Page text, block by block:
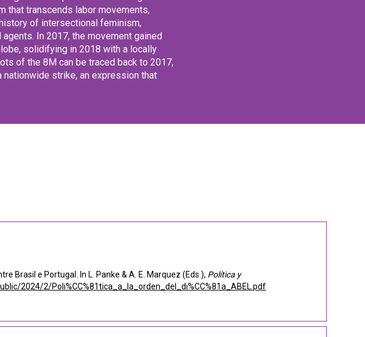
that transcends labor movements,
of intersectional feminism,
In 2017, the movement gained
solidifying in 2018 with a locally
of the 8M can be traced back to 2017,
nationwide strike, an expression that
Brasil e Portugal. In L. Panke & A. E. Marquez (Eds.), Política y
2024/2/Poli%CC%81tica_a_la_orden_del_di%CC%81a_ABEL.pdf